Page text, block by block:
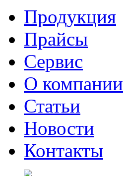
Продукция
Прайсы
Сервис
О компании
Статьи
Новости
Контакты